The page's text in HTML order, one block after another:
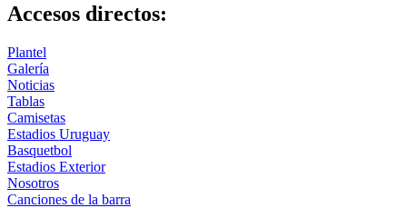
Accesos directos:
Plantel
Galería
Noticias
Tablas
Camisetas
Estadios Uruguay
Basquetbol
Estadios Exterior
Nosotros
Canciones de la barra